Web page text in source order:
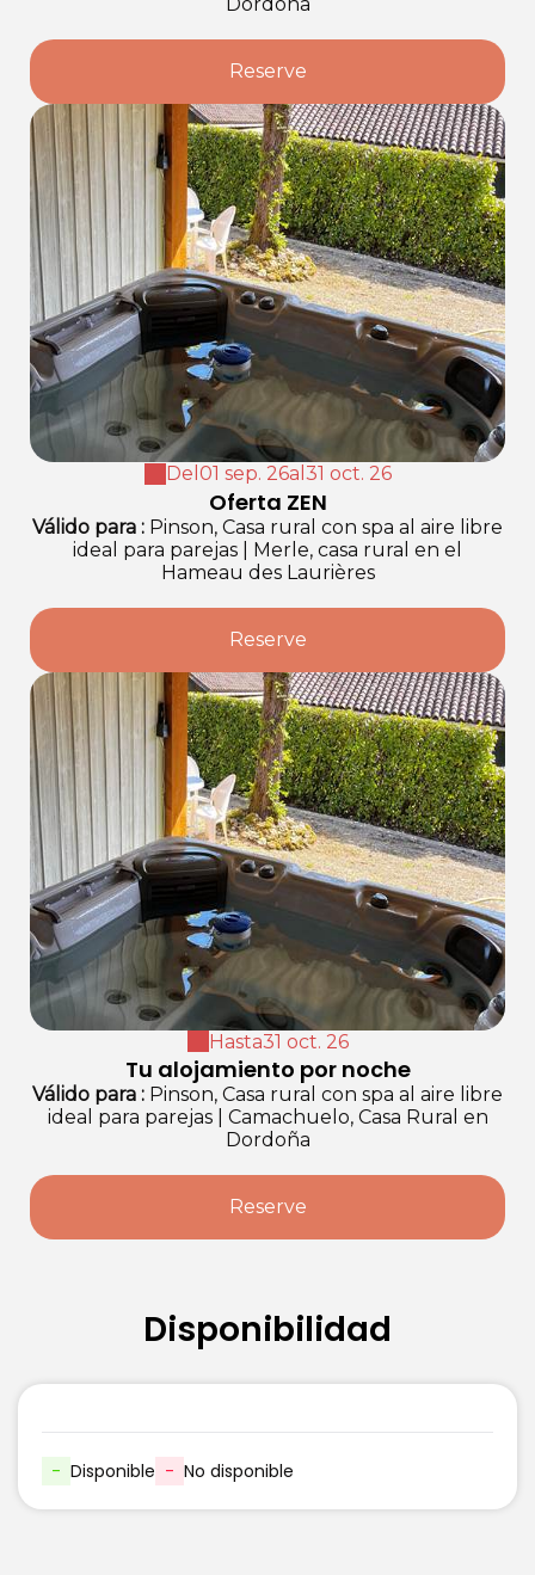
Reserve
Del 01 sep. 26al 31 oct. 26
Oferta ZEN
Válido para : Pinson, Casa rural con spa al aire libre
ideal para parejas
Merle, casa rural en el
Hameau des Laurières
Reserve
Hasta31 oct. 26
Tu alojamiento por noche
Válido para : Pinson, Casa rural con spa al aire libre
ideal para parejas| Camachuelo, Casa Rural en
Dordoña
Reserve
Disponibilidad
- Disponible - No disponible